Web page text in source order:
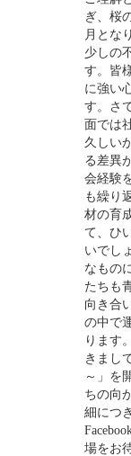
ぎ、桜
月とな
少しの
す。皆
に強い
す。さ
面では
久しい
る差異
会経験
も繰り
材の育
て、ひ
いでし
なもの
たちも
向き合
の中で
ります
きまし
～」を
ちの向
細につ
場をお